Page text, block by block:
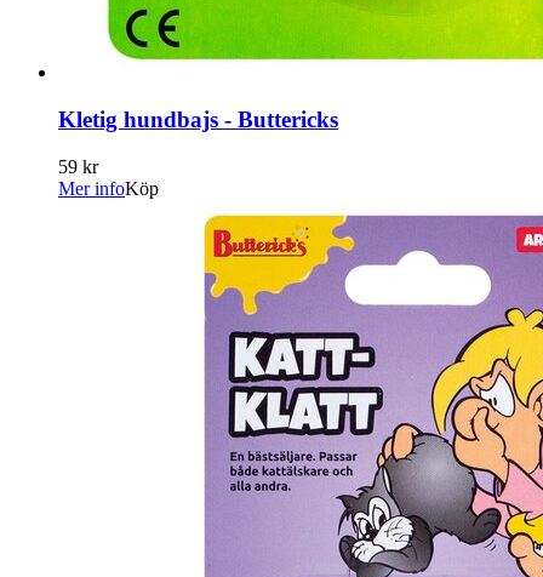
Kletig hundbajs - Buttericks
59 kr
Mer infoKöp